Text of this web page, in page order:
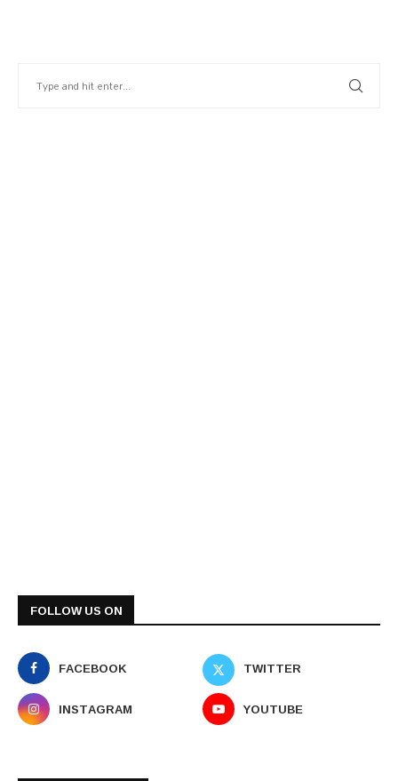
FOLLOW US ON
FACEBOOK
TWITTER
INSTAGRAM
YOUTUBE